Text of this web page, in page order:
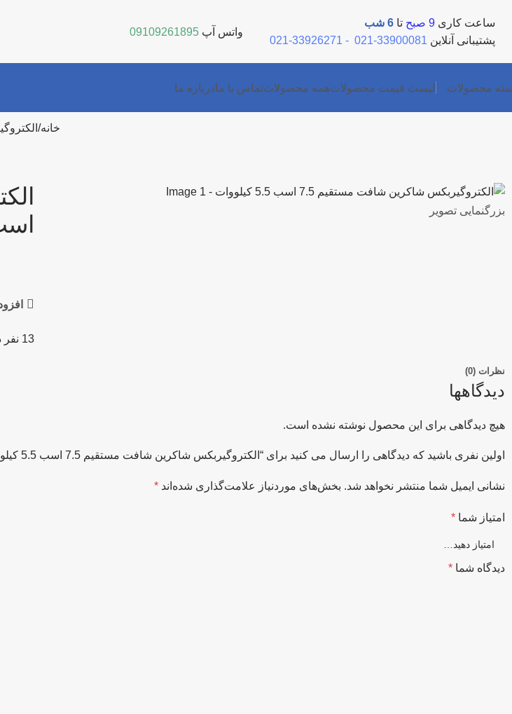
ساعت کاری 9 صبح تا 6 شب
پشتیبانی آنلاین 33900081-021
-
33926271-021
واتس آپ 09109261895
محصولات لیست قیمت محصولاتهمه محصولاتتماس با مادرباره ما
خانه
بزرگنمایی تصویر
اسب 5.5
13
نظرات (0)
دیدگاهها
هیچ دیدگاهی برای این محصول نوشته نشده است.
اولین نفری باشید که دیدگاهی را ارسال می کنید برای “الکتروگیربکس شاکرین شافت مستقیم 7.5 اسب 5.5 کیلووات”
نشانی ایمیل شما منتشر نخواهد شد. بخش‌های موردنیاز علامت‌گذاری شده‌اند *
امتیاز شما *
دیدگاه شما *